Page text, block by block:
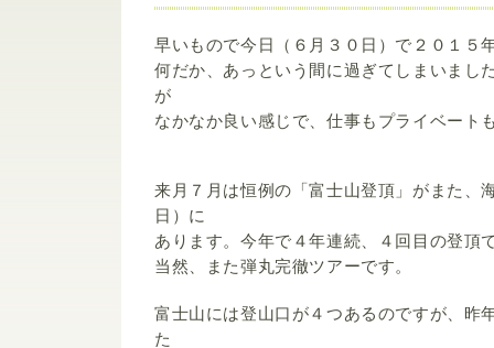
早いもので今日（６月３０日）で２０１５
何だか、あっという間に過ぎてしまいまし
が
なかなか良い感じで、仕事もプライベート
来月７月は恒例の「富士山登頂」がまた、
日）に
あります。今年で４年連続、４回目の登頂
当然、また弾丸完徹ツアーです。
富士山には登山口が４つあるのですが、昨
た